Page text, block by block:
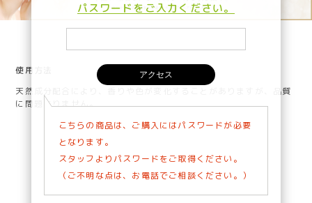
パスワードをご入力ください。
こちらの商品は、ご購入にはパスワードが必要
となります。
スタッフよりパスワードをご取得ください。
（ご不明な点は、お電話でご相談ください。）
使用方法
天然成分配合により、香りや色が変化することがありますが、品質
に問題ありません。